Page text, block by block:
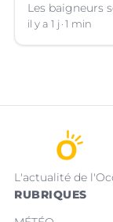
Les baigneurs
il y a 1 j 1 min
L'actualité de
RUBRIQUES